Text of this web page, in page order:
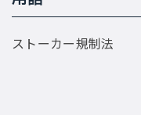
ストーカー規制法